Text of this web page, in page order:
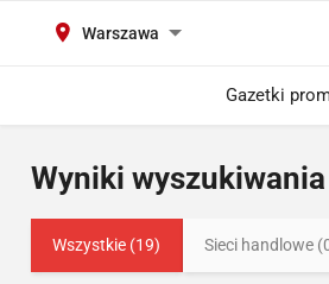
Warszawa
Gazetki
Wyniki
Wszystkie (19) Sieci handlowe